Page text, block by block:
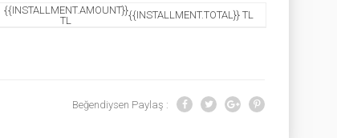
{{INSTALLMENT.AMOUNT}}
TL
{{INSTALLMENT.TOTAL}} TL
Beğendiysen Paylaş :